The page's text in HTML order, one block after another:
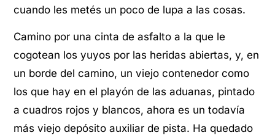
cuando les metés un poco de lupa a las cosas.
Camino por una cinta de asfalto a la que le
cogotean los yuyos por las heridas abiertas, y, en
un borde del camino, un viejo contenedor como
los que hay en el playón de las aduanas, pintado
a cuadros rojos y blancos, ahora es un todavía
más viejo depósito auxiliar de pista. Ha quedado